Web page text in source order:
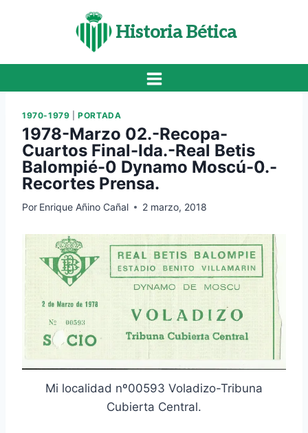
Historia Bética
1970-1979 |PORTADA
1978-Marzo 02.-Recopa-
Cuartos Final-Ida.-Real Betis
Balompié-0 Dynamo Moscú-0.-
Recortes Prensa.
Por Enrique Añino Cañal 2 marzo, 2018
Mi localidad nº00593 Voladizo-Tribuna
Cubierta Central.